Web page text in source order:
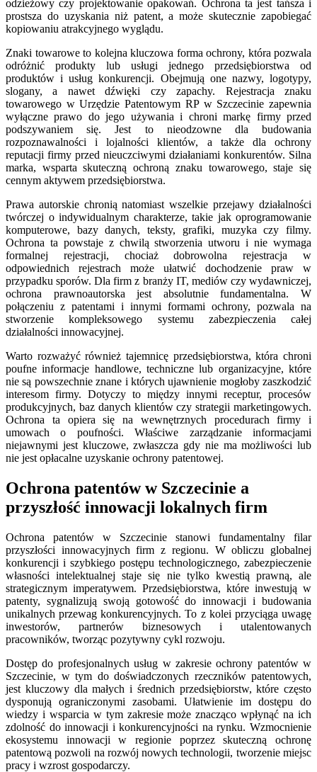
odzieżowy czy projektowanie opakowań. Ochrona ta jest tańsza i
prostsza do uzyskania niż patent, a może skutecznie zapobiegać
kopiowaniu atrakcyjnego wyglądu.
Znaki towarowe to kolejna kluczowa forma ochrony, która pozwala
odróżnić produkty lub usługi jednego przedsiębiorstwa od
produktów i usług konkurencji. Obejmują one nazwy, logotypy,
slogany, a nawet dźwięki czy zapachy. Rejestracja znaku
towarowego w Urzędzie Patentowym RP w Szczecinie zapewnia
wyłączne prawo do jego używania i chroni markę firmy przed
podszywaniem się. Jest to nieodzowne dla budowania
rozpoznawalności i lojalności klientów, a także dla ochrony
reputacji firmy przed nieuczciwymi działaniami konkurentów. Silna
marka, wsparta skuteczną ochroną znaku towarowego, staje się
cennym aktywem przedsiębiorstwa.
Prawa autorskie chronią natomiast wszelkie przejawy działalności
twórczej o indywidualnym charakterze, takie jak oprogramowanie
komputerowe, bazy danych, teksty, grafiki, muzyka czy filmy.
Ochrona ta powstaje z chwilą stworzenia utworu i nie wymaga
formalnej rejestracji, chociaż dobrowolna rejestracja w
odpowiednich rejestrach może ułatwić dochodzenie praw w
przypadku sporów. Dla firm z branży IT, mediów czy wydawniczej,
ochrona prawnoautorska jest absolutnie fundamentalna. W
połączeniu z patentami i innymi formami ochrony, pozwala na
stworzenie kompleksowego systemu zabezpieczenia całej
działalności innowacyjnej.
Warto rozważyć również tajemnicę przedsiębiorstwa, która chroni
poufne informacje handlowe, techniczne lub organizacyjne, które
nie są powszechnie znane i których ujawnienie mogłoby zaszkodzić
interesom firmy. Dotyczy to między innymi receptur, procesów
produkcyjnych, baz danych klientów czy strategii marketingowych.
Ochrona ta opiera się na wewnętrznych procedurach firmy i
umowach o poufności. Właściwe zarządzanie informacjami
niejawnymi jest kluczowe, zwłaszcza gdy nie ma możliwości lub
nie jest opłacalne uzyskanie ochrony patentowej.
Ochrona patentów w Szczecinie a
przyszłość innowacji lokalnych firm
Ochrona patentów w Szczecinie stanowi fundamentalny filar
przyszłości innowacyjnych firm z regionu. W obliczu globalnej
konkurencji i szybkiego postępu technologicznego, zabezpieczenie
własności intelektualnej staje się nie tylko kwestią prawną, ale
strategicznym imperatywem. Przedsiębiorstwa, które inwestują w
patenty, sygnalizują swoją gotowość do innowacji i budowania
unikalnych przewag konkurencyjnych. To z kolei przyciąga uwagę
inwestorów, partnerów biznesowych i utalentowanych
pracowników, tworząc pozytywny cykl rozwoju.
Dostęp do profesjonalnych usług w zakresie ochrony patentów w
Szczecinie, w tym do doświadczonych rzeczników patentowych,
jest kluczowy dla małych i średnich przedsiębiorstw, które często
dysponują ograniczonymi zasobami. Ułatwienie im dostępu do
wiedzy i wsparcia w tym zakresie może znacząco wpłynąć na ich
zdolność do innowacji i konkurencyjności na rynku. Wzmocnienie
ekosystemu innowacji w regionie poprzez skuteczną ochronę
patentową pozwoli na rozwój nowych technologii, tworzenie miejsc
pracy i wzrost gospodarczy.